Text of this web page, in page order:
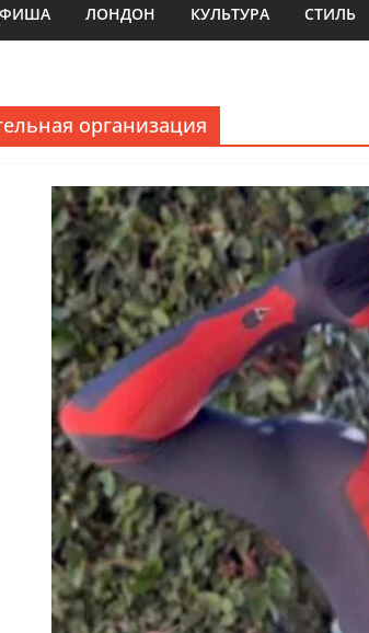
ЛОНДОН КУЛЬТУРА СТИЛЬ
организация